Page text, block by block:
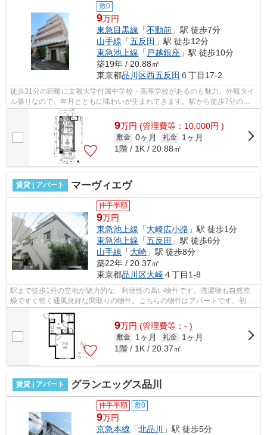
敷0
9万円
東急目黒線 「不動前 」駅 徒歩7分
山手線 「五反田 」駅 徒歩12分
東急池上線 「 戸越銀座 」駅 徒歩10分
築19年 / 20.88㎡
東京都品川区西五反田 ６丁目17-2
徒歩31分の距離に文教大学付属中学校・高等学校があるのも魅力。外観タイ
ル張りなので、年月とともに味わいが生まれてきます。駅から徒歩7分の物
件で、アクセス良好です。こちらは初期...
9万円 (管理費等：10,000円 )
敷金 0ヶ月 礼金
1ヶ月
1階 / 1K / 20.88㎡
賃貸 | アパート マーヴィエヴ
仲手半額
9万円
東急池上線 「大崎広小路 」駅 徒歩1分
東急池上線 「五反田 」駅 徒歩6分
山手線 「大崎 」駅 徒歩8分
築22年 / 20.37㎡
東京都品川区大崎４丁目1-8
駅まで徒歩1分の立地が魅力的な、利便性の高い物件です。洗濯物も自然乾
燥ですぐ乾く通風良好な間取りの物件。こちらの物件はアパートです。初期
費用のカード決済ができます。2駅利用...
9万円 (管理費等：- )
敷金 1ヶ月 礼金
1ヶ月
1階 / 1K / 20.37㎡
賃貸 | アパート グランエッグス品川
仲手半額 敷0
9万円
京急本線 「北品川
」駅 徒歩5分